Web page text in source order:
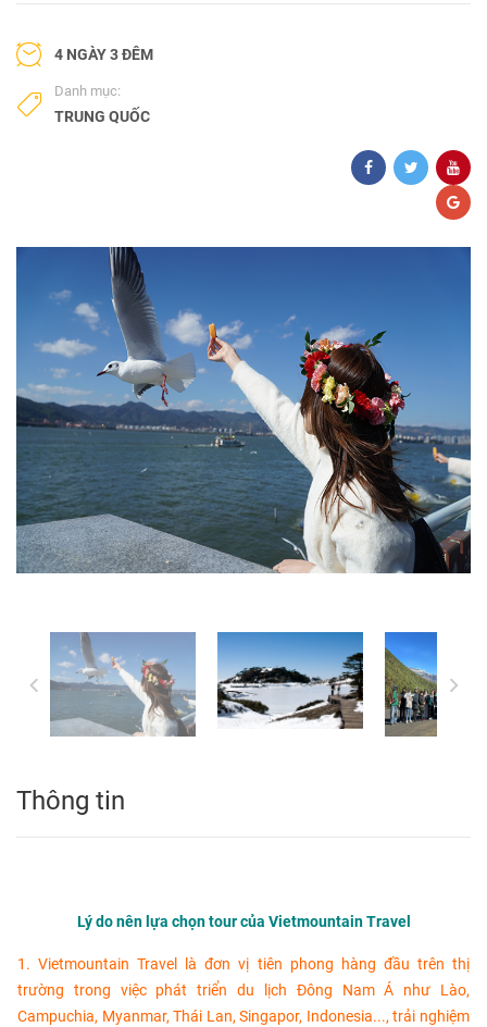
4 NGÀY 3 ĐÊM
Danh mục:
TRUNG QUỐC
Thông tin
Lý do nên lựa chọn tour của Vietmountain Travel
1. Vietmountain Travel là đơn vị tiên phong hàng đầu trên thị
trường trong việc phát triển du lịch Đông Nam Á như Lào,
Campuchia, Myanmar, Thái Lan, Singapor, Indonesia..., trải nghiệm